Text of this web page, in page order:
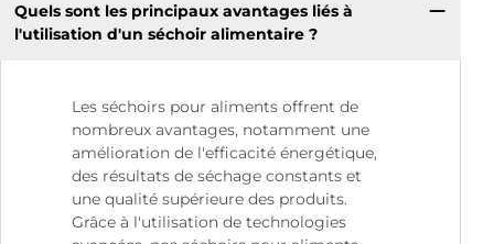
Quels sont les principaux avantages liés à
l'utilisation d'un séchoir alimentaire ?
Les séchoirs pour aliments offrent de
nombreux avantages, notamment une
amélioration de l'efficacité énergétique,
des résultats de séchage constants et
une qualité supérieure des produits.
Grâce à l'utilisation de technologies